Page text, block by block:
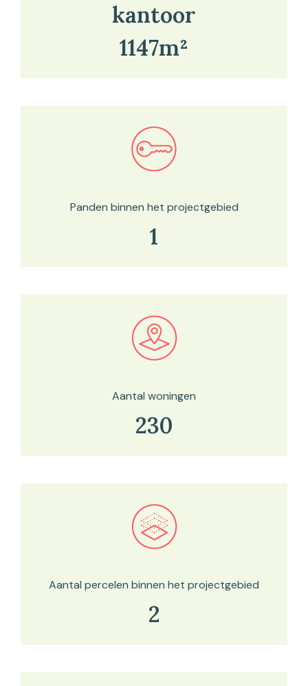
kantoor
1147m²
Bekijk in onze kaartviewer
Panden binnen het projectgebied
1
Bekijk in onze kaartviewer
Aantal woningen
230
Bekijk in onze kaartviewer
Aantal percelen binnen het projectgebied
2